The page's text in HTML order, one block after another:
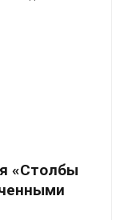
«Столбы